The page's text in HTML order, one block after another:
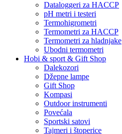
Dataloggeri za HACCP
pH metri i testeri
Termohigrometri
Termometri za HACCP
Termometri za hladnjake
Ubodni termometri
Hobi & sport & Gift Shop
Dalekozori
Džepne lampe
Gift Shop
Kompasi
Outdoor instrumenti
Povećala
Sportski satovi
Tajmeri i štoperice